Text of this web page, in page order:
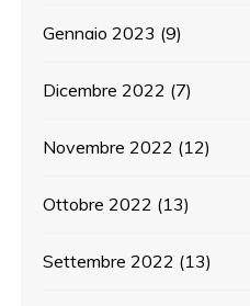
Gennaio 2023 (9)
Dicembre 2022 (7)
Novembre 2022 (12)
Ottobre 2022 (13)
Settembre 2022 (13)